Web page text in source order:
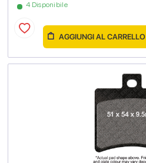
4 Disponibile
AGGIUNGI AL CARRELLO